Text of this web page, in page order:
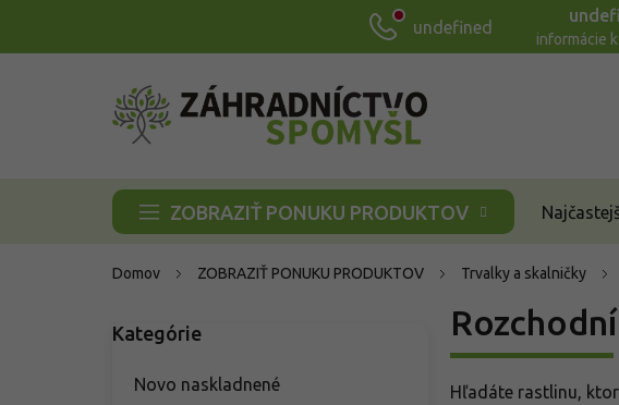
obsah
undefined
informácie
ZOBRAZIŤ PONUKU PRODUKTOV
Domov ZOBRAZIŤ PONUKU PRODUKTOV Trvalky a skalničky
o
Preskočiť
Kategórie
Novo naskladnené
Hľadáte rastlinu,